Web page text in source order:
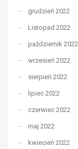
grudzień 2022
Listopad 2022
październik 2022
wrzesień 2022
sierpień 2022
lipiec 2022
czerwiec 2022
maj 2022
kwiecień 2022